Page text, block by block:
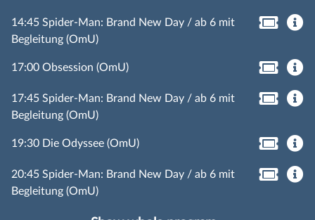
14:45 Spider-Man: Brand New Day / ab 6 mit
Begleitung (OmU)
17:00 Obsession (OmU)
17:45 Spider-Man: Brand New Day / ab 6 mit
Begleitung (OmU)
19:30 Die Odyssee (OmU)
20:45 Spider-Man: Brand New Day / ab 6 mit
Begleitung (OmU)